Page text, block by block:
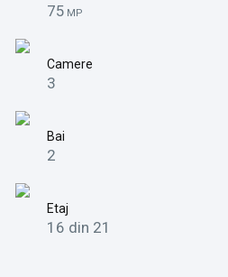
75 MP
Camere
3
Bai
2
Etaj
16 din 21